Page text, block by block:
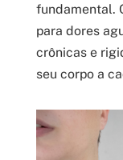
fundamental.
para dores
crônicas e
seu corpo a